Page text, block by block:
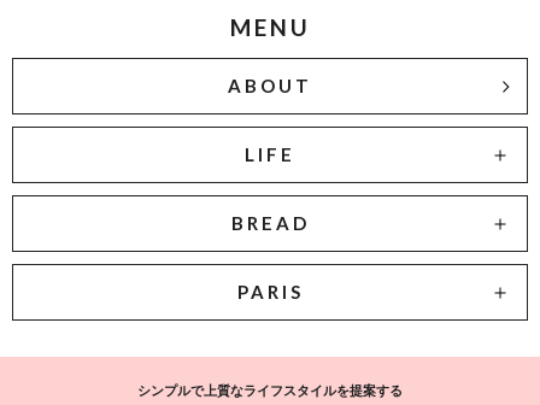
MENU
ABOUT
LIFE
BREAD
PARIS
シンプルで上質なライフスタイルを提案する